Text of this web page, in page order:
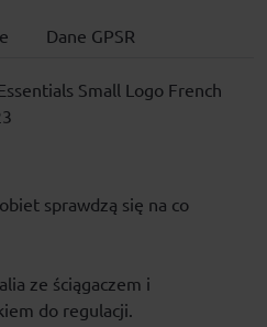
Dane GPSR
Small Logo French
sprawdzą się na co
ze ściągaczem i
do regulacji.